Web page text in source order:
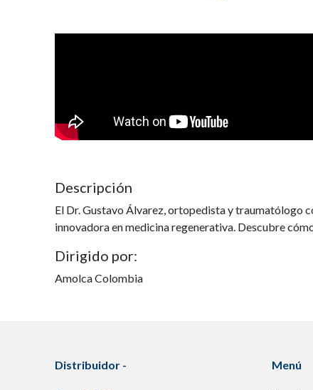
Descripción
El Dr. Gustavo Álvarez, ortopedista y traumatólogo
innovadora en medicina regenerativa. Descubre
Dirigido por:
Amolca Colombia
Distribuidor - Menú